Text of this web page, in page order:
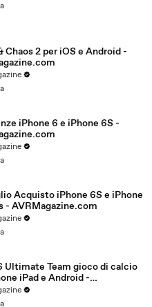
Chaos 2 per iOS e Android -
iPhone 6 e iPhone 6S -
Acquisto iPhone 6S e iPhone
- AVRMagazine.com
Ultimate Team gioco di calcio
iPad e Android -